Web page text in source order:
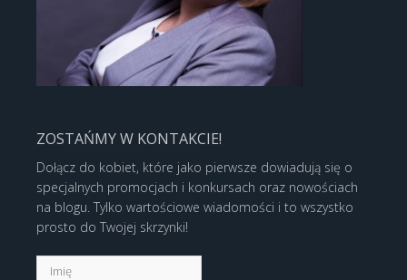
ZOSTAŃMY W KONTAKCIE!
Dołącz do kobiet, które jako pierwsze dowiadują się o
specjalnych promocjach i konkursach oraz nowościach
na blogu. Tylko wartościowe wiadomości i to wszystko
prosto do Twojej skrzynki!